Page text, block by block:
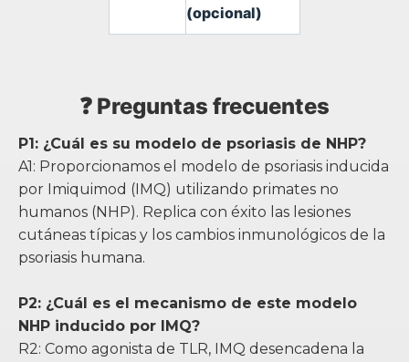
(opcional)
❓ Preguntas frecuentes
P1: ¿Cuál es su modelo de psoriasis de NHP?
A1: Proporcionamos el modelo de psoriasis inducida
por Imiquimod (IMQ) utilizando primates no
humanos (NHP). Replica con éxito las lesiones
cutáneas típicas y los cambios inmunológicos de la
psoriasis humana.
P2: ¿Cuál es el mecanismo de este modelo
NHP inducido por IMQ?
R2: Como agonista de TLR, IMQ desencadena la